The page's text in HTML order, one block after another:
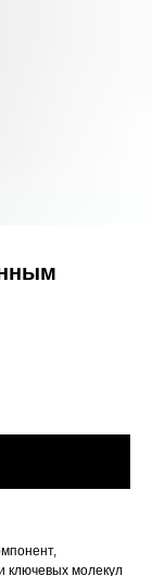
ключевых молекул